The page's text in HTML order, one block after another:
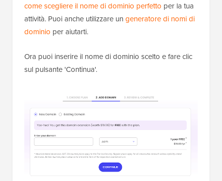
come scegliere il nome di dominio perfetto per la tua
attività. Puoi anche utilizzare un generatore di nomi di
dominio per aiutarti.
Ora puoi inserire il nome di dominio scelto e fare clic
sul pulsante 'Continua'.